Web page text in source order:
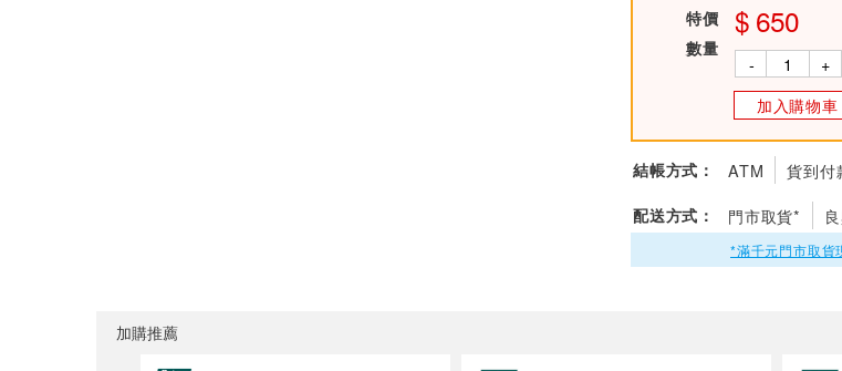
特價 650
數量
- +
加入購物車
結帳方式： ATM 貨到付
配送方式： 門市取貨*
*滿千元門市取貨
加購推薦